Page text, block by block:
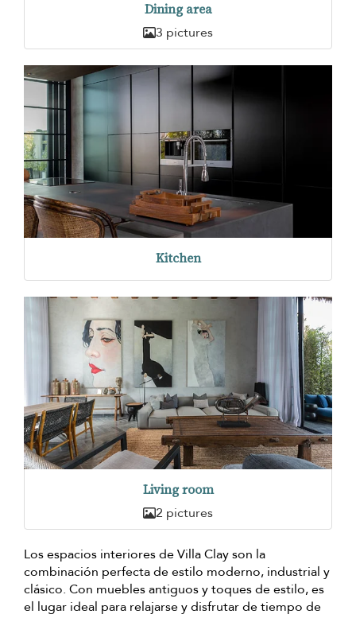
Dining area
3 pictures
Kitchen
Living room
2 pictures
Los espacios interiores de Villa Clay son la
combinación perfecta de estilo moderno, industrial y
clásico. Con muebles antiguos y toques de estilo, es
el lugar ideal para relajarse y disfrutar de tiempo de